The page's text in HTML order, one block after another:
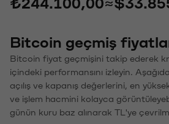
₺244.100,00≈
Bitcoin geçmiş
Bitcoin fiyat geçmişini takip ederek
içindeki performansını izleyin.
açılış ve kapanış değerlerini, en
ve işlem hacmini kolayca
günün kuru baz alınarak TL'ye